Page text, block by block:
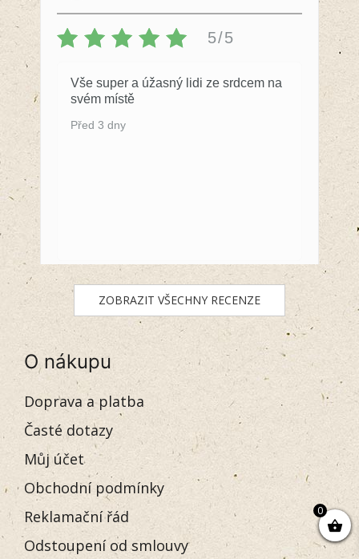
5/5
Vše super a úžasný lidi ze srdcem na
svém místě
Před 3 dny
ZOBRAZIT VŠECHNY RECENZE
O nákupu
Doprava a platba
Časté dotazy
Můj účet
Obchodní podmínky
Reklamační řád
Odstoupení od smlouvy
0